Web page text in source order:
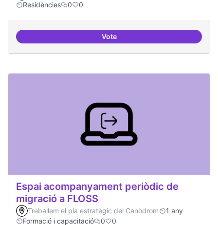
Residències
0 0
VoteEsdeveniment/Presentació per
Espai acompanyament periòdic de
migració a FLOSS
Treballem el pla estratègic del Canòdrom
1 any
Formació i capacitació
0 0